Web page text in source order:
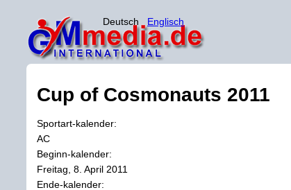
Deutsch Englisch
Cup of Cosmonauts 2011
Sportart-kalender:
AC
Beginn-kalender:
Freitag, 8. April 2011
Ende-kalender: